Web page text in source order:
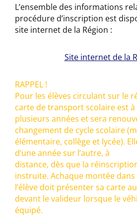
L’ensemble des informations
procédure d’inscription est
site internet de la Région :
Site internet de la
RAPPEL !
Pour les élèves circulant sur le
carte de transport scolaire est
plusieurs années et sera
changement de cycle scolaire
élémentaire, collège et lycée).
d’une année sur l’autre, à
distance, dès que la
instruite. Achaque montée dans
l’élève doit présenter sa carte
devant le valideur lorsque le
équipé.